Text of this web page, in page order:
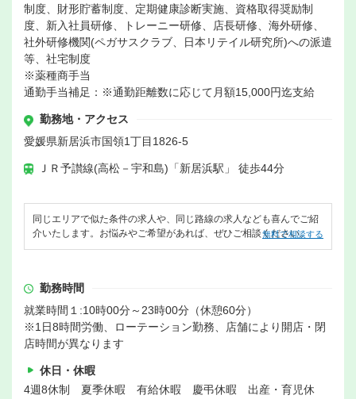
制度、財形貯蓄制度、定期健康診断実施、資格取得奨励制
度、新入社員研修、トレーニー研修、店長研修、海外研修、
社外研修機関(ペガサスクラブ、日本リテイル研究所)への派遣
等、社宅制度
※薬種商手当
通勤手当補足：※通勤距離数に応じて月額15,000円迄支給
勤務地・アクセス
愛媛県新居浜市国領1丁目1826-5
ＪＲ予讃線(高松－宇和島)「新居浜駅」 徒歩44分
同じエリアで似た条件の求人や、同じ路線の求人なども喜んでご紹
介いたします。お悩みやご希望があれば、ぜひご相談ください。
無料で相談する
勤務時間
就業時間１:10時00分～23時00分（休憩60分）
※1日8時間労働、ローテーション勤務、店舗により開店・閉
店時間が異なります
休日・休暇
4週8休制 夏季休暇 有給休暇 慶弔休暇 出産・育児休